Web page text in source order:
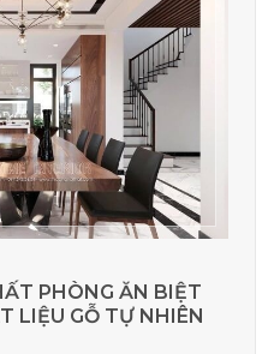
PHÒNG ĂN BIỆT
LIỆU GỖ TỰ NHIÊN